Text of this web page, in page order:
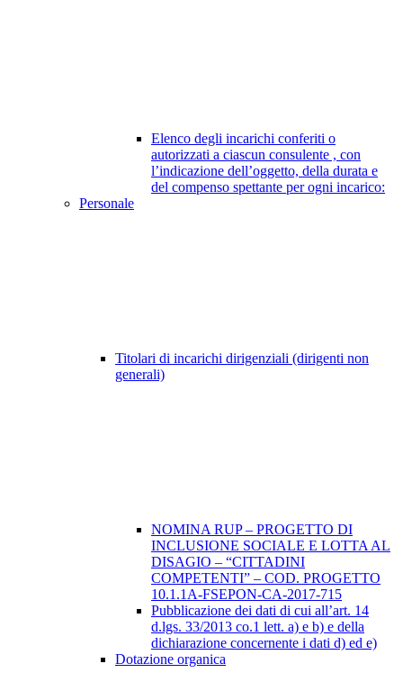
Elenco degli incarichi conferiti o
autorizzati a ciascun consulente , con
l’indicazione dell’oggetto, della durata e
del compenso spettante per ogni incarico:
Personale
Titolari di incarichi dirigenziali (dirigenti non
generali)
NOMINA RUP – PROGETTO DI
INCLUSIONE SOCIALE E LOTTA AL
DISAGIO – “CITTADINI
COMPETENTI” – COD. PROGETTO
10.1.1A-FSEPON-CA-2017-715
Pubblicazione dei dati di cui all’art. 14
d.lgs. 33/2013 co.1 lett. a) e b) e della
dichiarazione concernente i dati d) ed e)
Dotazione organica